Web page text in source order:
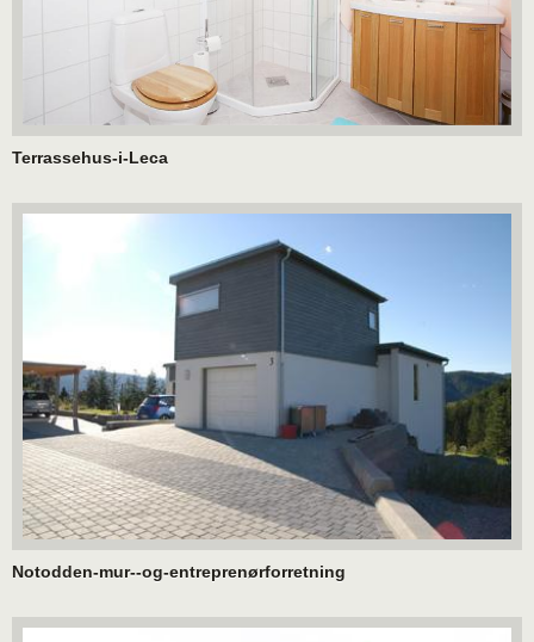
Terrassehus-i-Leca
Notodden-mur--og-entreprenørforretning